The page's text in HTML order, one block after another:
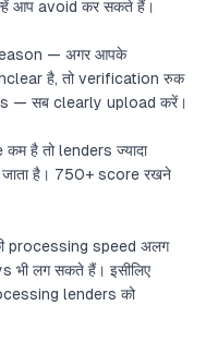
आप avoid कर सकते हैं।
— अगर आपके
है, तो verification रुक
— सब clearly upload करें।
है तो lenders ज्यादा
है। 750+ score रखने
processing speed अलग
भी लग सकते हैं। इसीलिए
lenders को